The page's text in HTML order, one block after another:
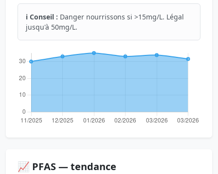
ℹ️ Conseil : Danger nourrissons si >15mg/L. Légal
jusqu'à 50mg/L.
📈 PFAS — tendance